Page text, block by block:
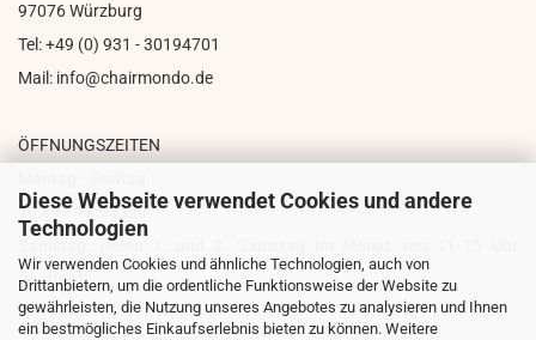
Diese Webseite verwendet Cookies und andere
Technologien
Wir verwenden Cookies und ähnliche Technologien, auch von
Drittanbietern, um die ordentliche Funktionsweise der Website zu
gewährleisten, die Nutzung unseres Angebotes zu analysieren und Ihnen
ein bestmögliches Einkaufserlebnis bieten zu können. Weitere
97076 Würzburg
Tel: +49 (0) 931 - 30194701
Mail: info@chairmondo.de
ÖFFNUNGSZEITEN
10:00 - 18:00 Uhr
Samstag: jeden 1. und 3. Samstag im Monat von 11-15 Uhr
geöffnet